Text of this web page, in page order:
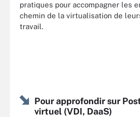
pratiques pour accompagner les
chemin de la virtualisation de
travail.
Pour approfondir sur
virtuel (VDI, DaaS)